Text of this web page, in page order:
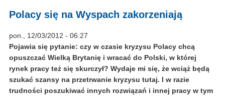
Polacy się na Wyspach zakorzeniają
pon., 12/03/2012 - 06:27
Pojawia się pytanie: czy w czasie kryzysu Polacy chcą
opuszczać Wielką Brytanię i wracać do Polski, w której
rynek pracy też się skurczył? Wydaje mi się, że wciąż będą
szukać szansy na przetrwanie kryzysu tutaj. I w razie
trudności poszukiwać innych rozwiązań i innej pracy w tym